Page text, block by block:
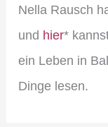
Nella Rausch
und hier*
ein Leben in
Dinge lesen.